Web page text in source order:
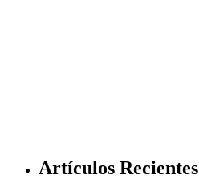
Artículos Recientes